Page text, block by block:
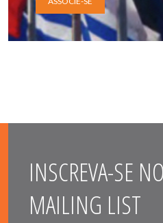
INSCREVA-SE
MAILING LIST